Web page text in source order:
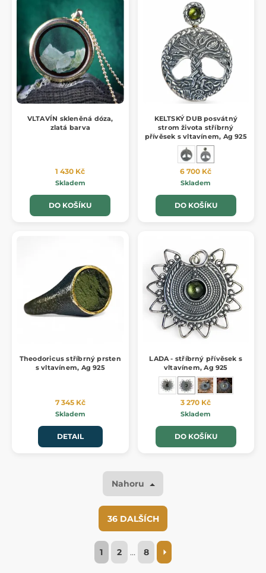
VLTAVÍN skleněná dóza,
zlatá barva
1 430 Kč
Skladem
DO KOŠÍKU
KELTSKÝ DUB posvátný
strom života stříbrný
přívěsek s vltavínem, Ag 925
6 700 Kč
Skladem
DO KOŠÍKU
Theodoricus stříbrný prsten
s vltavínem, Ag 925
7 345 Kč
Skladem
DETAIL
LADA - stříbrný přívěsek s
vltavínem, Ag 925
3 270 Kč
Skladem
DO KOŠÍKU
Nahoru
36 DALŠÍCH
1 2 … 8